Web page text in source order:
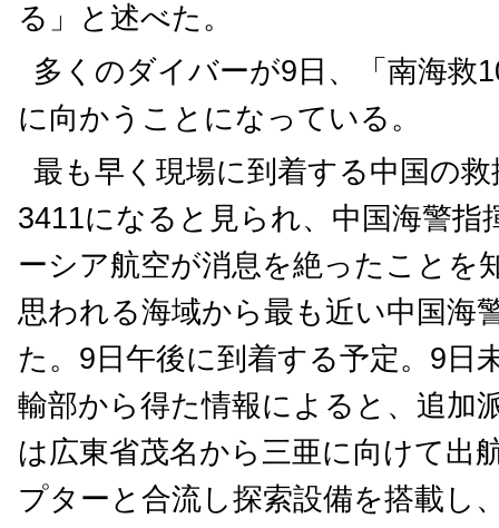
る」と述べた。
多くのダイバーが9日、「南海救
に向かうことになっている。
最も早く現場に到着する中国の
3411になると見られ、中国海警指
ーシア航空が消息を絶ったことを
思われる海域から最も近い中国海
た。9日午後に到着する予定。9日
輸部から得た情報によると、追加
は広東省茂名から三亜に向けて出
プターと合流し探索設備を搭載し